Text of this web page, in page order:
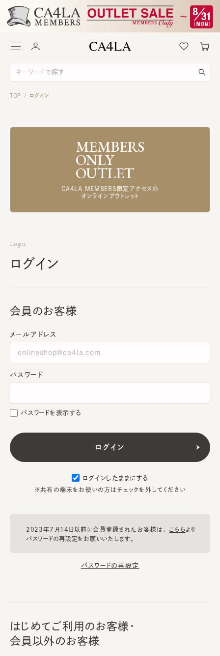
TOP / ログイン
MEMBERS
ONLY
OUTLET
CA4LA MEMBERS限定アクセスの
オンラインアウトレット
Login
ログイン
会員のお客様
メールアドレス
パスワード
パスワードを表示する
ログインしたままにする
※共有の端末をお使いの方はチェックを外してください
2023年7月14日以前に会員登録されたお客様は、 こちらより
パスワードの再設定をお願いいたします。
パスワードの再設定
はじめてご利用のお客様・
会員以外のお客様